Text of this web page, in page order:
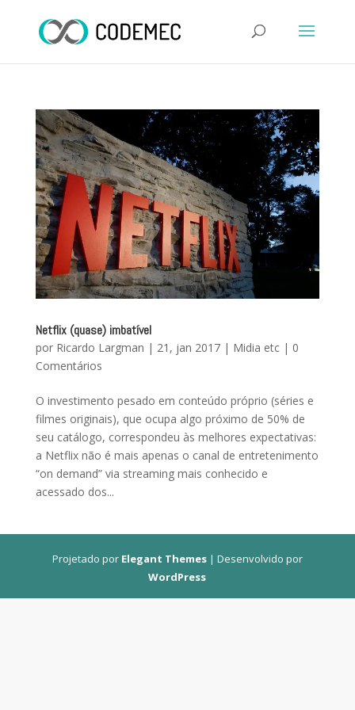
Netflix (quase) imbatível
por Ricardo Largman | 21, jan 2017| Midia etc| 0
Comentários
O investimento pesado em conteúdo próprio (séries e
filmes originais), que ocupa algo próximo de 50% de
seu catálogo, correspondeu às melhores expectativas:
a Netflix não é mais apenas o canal de entretenimento
“on demand” via streaming mais conhecido e
acessado dos...
Projetado por Elegant Themes| Desenvolvido por
WordPress